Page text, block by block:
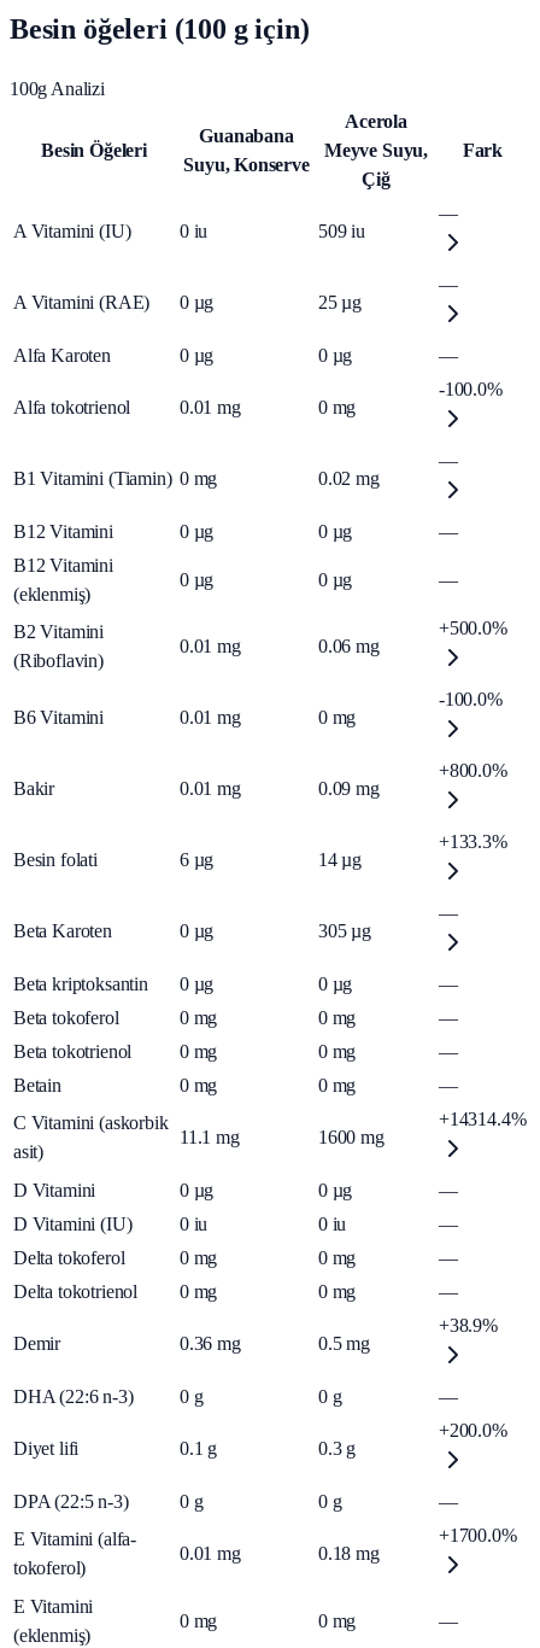
Besin öğeleri (100 g için)
100g Analizi
Besin Öğeleri
Guanabana
Suyu, Konserve
Acerola
Meyve Suyu,
Çiğ
Fark
A Vitamini (IU) 0 iu 509 iu
—
A Vitamini (RAE) 0 µg 25 µg
—
Alfa Karoten 0 µg 0 µg —
Alfa tokotrienol 0.01 mg 0 mg
-100.0%
B1 Vitamini (Tiamin) 0 mg 0.02 mg
—
B12 Vitamini 0 µg 0 µg
—
B12 Vitamini
(eklenmiş)
0 µg 0 µg —
B2 Vitamini
(Riboflavin)
0.01 mg 0.06 mg
+500.0%
B6 Vitamini 0.01 mg 0 mg
-100.0%
Bakir 0.01 mg 0.09 mg
+800.0%
Besin folati 6 µg 14 µg
+133.3%
Beta Karoten 0 µg 305 µg
—
Beta kriptoksantin 0 µg 0 µg
—
Beta tokoferol
0 mg 0 mg
—
Beta tokotrienol
0 mg 0 mg
—
Betain
0 mg 0 mg
—
C Vitamini (askorbik
asit)
11.1 mg 1600 mg
+14314.4%
D Vitamini 0 µg 0 µg
—
D Vitamini (IU)
0 iu 0 iu
—
Delta tokoferol
0 mg 0 mg
—
Delta tokotrienol
0 mg 0 mg —
Demir 0.36 mg 0.5 mg
+38.9%
DHA (22:6 n-3) 0 g 0 g —
Diyet lifi 0.1 g 0.3 g
+200.0%
DPA (22:5 n-3) 0 g 0 g
—
E Vitamini (alfa-
tokoferol)
0.01 mg 0.18 mg
+1700.0%
E Vitamini
(eklenmiş)
0 mg 0 mg —